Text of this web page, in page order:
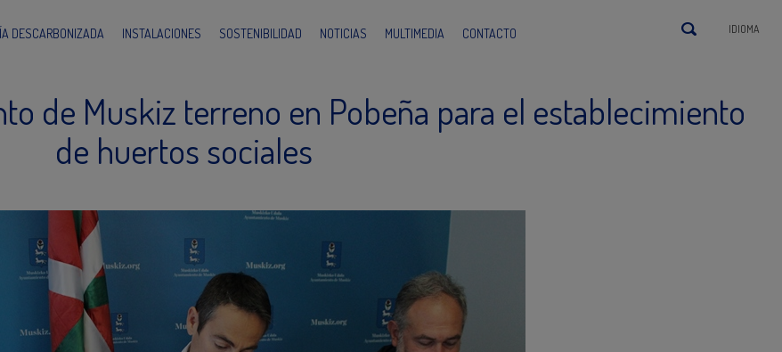
DESCARBONIZADA INSTALACIONES SOSTENIBILIDAD NOTICIAS MULTIMEDIA CONTACTO IDIOMA
de Muskiz terreno en Pobeña para el establecimiento
de huertos sociales